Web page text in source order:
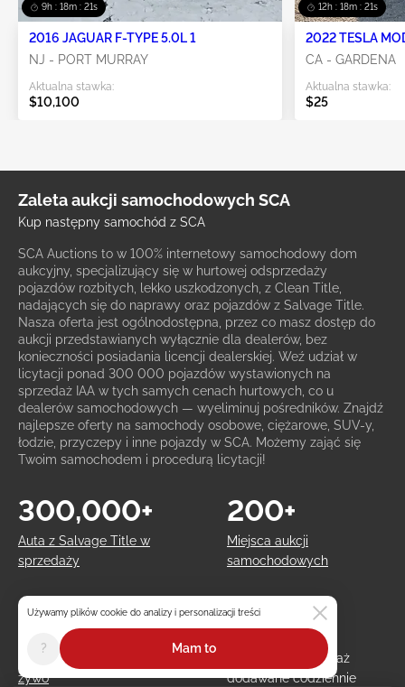
9h : 18m : 18s
2016 JAGUAR F-TYPE 5.0L 1
NJ - PORT MURRAY
Aktualna stawka:
$10,100
12h : 18m : 18s
2022 TESLA
CA - GARDENA
Aktualna stawka:
$25
Zaleta aukcji samochodowych SCA
Kup następny samochód z SCA
SCA Auctions to w 100% internetowy samochodowy dom
aukcyjny, specjalizujący się w hurtowej odsprzedaży
pojazdów rozbitych, lekko uszkodzonych, z Clean Title,
nadających się do naprawy oraz pojazdów z Salvage Title.
Nasza oferta jest ogólnodostępna, przez co masz dostęp do
aukcji przedstawianych wyłącznie dla dealerów, bez
konieczności posiadania licencji dealerskiej. Weź udział w
licytacji ponad 300 000 pojazdów wystawionych na
sprzedaż IAA w tych samych cenach hurtowych, co u
dealerów samochodowych — wyeliminuj pośredników. Znajdź
najlepsze oferty na samochody osobowe, ciężarowe, SUV-y,
łodzie, przyczepy i inne pojazdy w SCA. Możemy zająć się
Twoim samochodem i procedurą licytacji!
Auta z Salvage Title w
sprzedaży
300,000+
Miejsca aukcji
samochodowych
200+
Cotygodniowe aukcje na
żywo
150+
Pojazdy na sprzedaż
dodawane codziennie
2,000+
Używamy plików cookie do analizy i personalizacji treści
? Mam to